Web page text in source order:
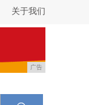
关于我们
广告